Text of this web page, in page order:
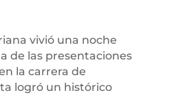
vivió una noche
de las presentaciones
la carrera de
logró un histórico